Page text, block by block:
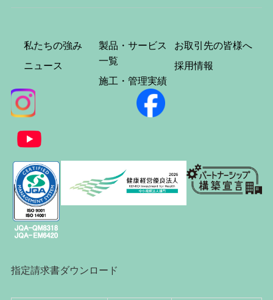
私たちの強み
ニュース
製品・サービス
一覧
施工・管理実績
お取引先の皆様へ
採用情報
指定請求書ダウンロード